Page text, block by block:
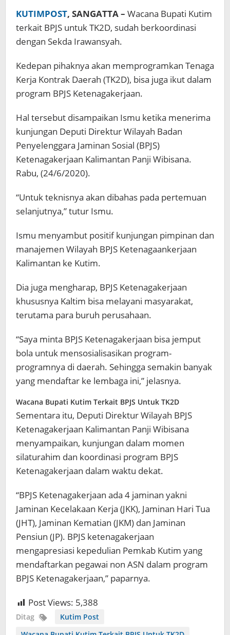
KUTIMPOST, SANGATTA – Wacana Bupati Kutim
terkait BPJS untuk TK2D, sudah berkoordinasi
dengan Sekda Irawansyah.
Kedepan pihaknya akan memprogramkan Tenaga
Kerja Kontrak Daerah (TK2D), bisa juga ikut dalam
program BPJS Ketenagakerjaan.
Hal tersebut disampaikan Ismu ketika menerima
kunjungan Deputi Direktur Wilayah Badan
Penyelenggara Jaminan Sosial (BPJS)
Ketenagakerjaan Kalimantan Panji Wibisana.
Rabu, (24/6/2020).
“Untuk teknisnya akan dibahas pada pertemuan
selanjutnya,” tutur Ismu.
Ismu menyambut positif kunjungan pimpinan dan
manajemen Wilayah BPJS Ketenagaankerjaan
Kalimantan ke Kutim.
Dia juga mengharap, BPJS Ketenagakerjaan
khususnya Kaltim bisa melayani masyarakat,
terutama para buruh perusahaan.
“Saya minta BPJS Ketenagakerjaan bisa jemput
bola untuk mensosialisasikan program-
programnya di daerah. Sehingga semakin banyak
yang mendaftar ke lembaga ini,” jelasnya.
Wacana Bupati Kutim Terkait BPJS Untuk TK2D
Sementara itu, Deputi Direktur Wilayah BPJS
Ketenagakerjaan Kalimantan Panji Wibisana
menyampaikan, kunjungan dalam momen
silaturahim dan koordinasi program BPJS
Ketenagakerjaan dalam waktu dekat.
“BPJS Ketenagakerjaan ada 4 jaminan yakni
Jaminan Kecelakaan Kerja (JKK), Jaminan Hari Tua
(JHT), Jaminan Kematian (JKM) dan Jaminan
Pensiun (JP). BPJS ketenagakerjaan
mengapresiasi kepedulian Pemkab Kutim yang
mendaftarkan pegawai non ASN dalam program
BPJS Ketenagakerjaan,” paparnya.
Post Views: 5,388
Ditag
Kutim Post